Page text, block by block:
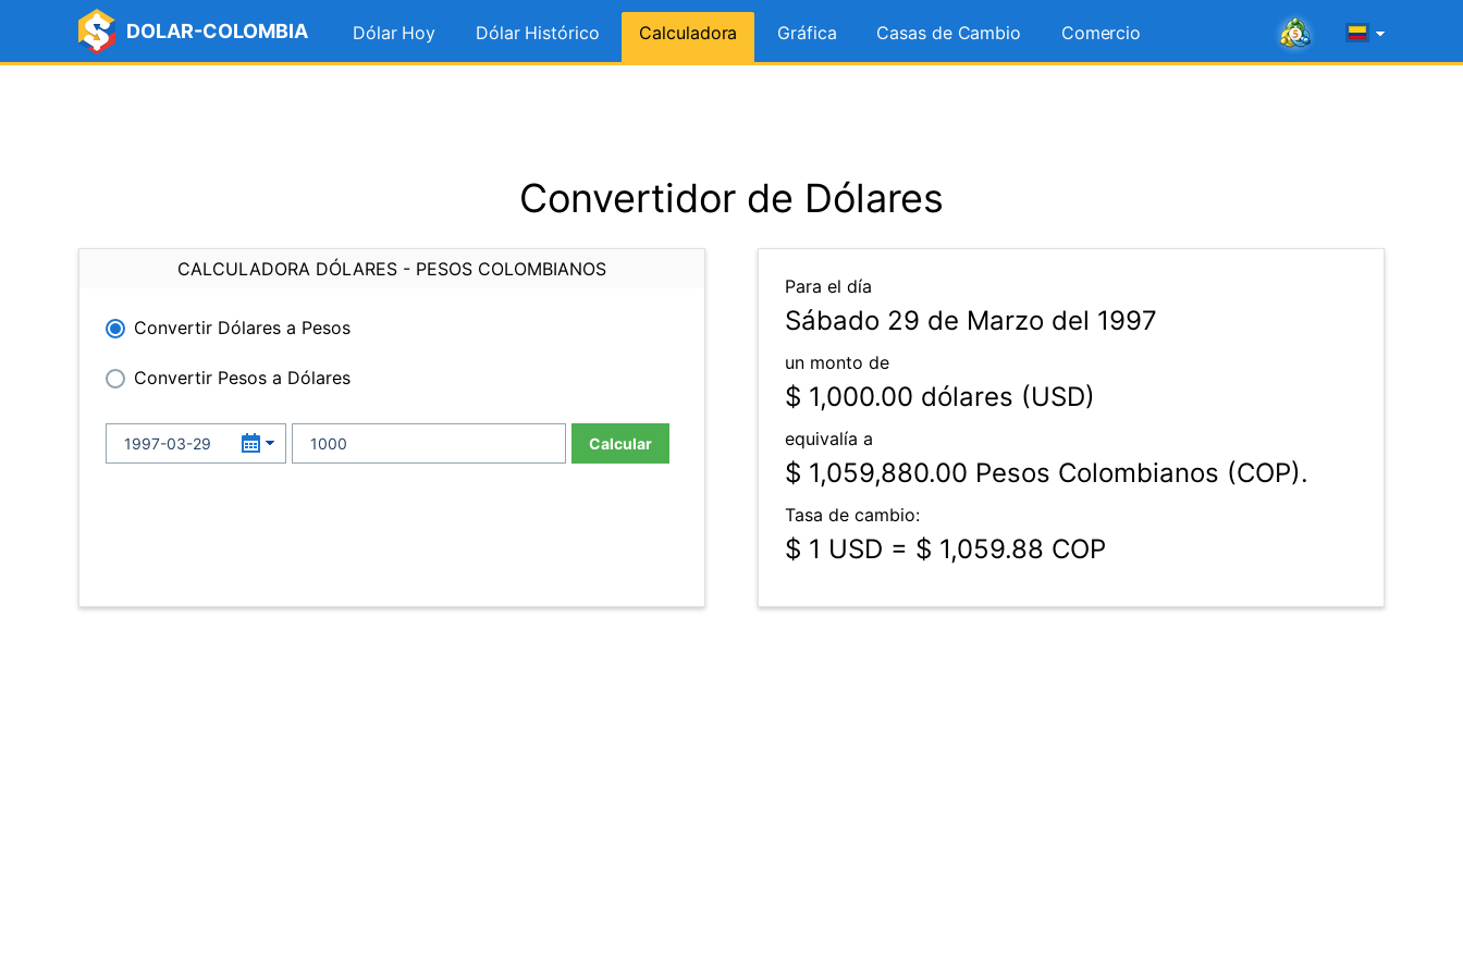
DOLAR-COLOMBIA Dólar Hoy Dólar Histórico Calculadora Gráfica Casas de Cambio Comercio
Convertidor de Dólares
CALCULADORA DÓLARES - PESOS COLOMBIANOS
Convertir Dólares a Pesos
Convertir Pesos a Dólares
Calcular
Para el día
Sábado 29 de Marzo del 1997
un monto de
$ 1,000.00 dólares (USD)
equivalía a
$ 1,059,880.00 Pesos Colombianos (COP).
Tasa de cambio:
$ 1 USD = $ 1,059.88 COP